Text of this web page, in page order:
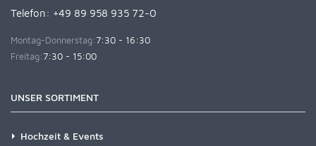
Telefon: +49 89 958 935 72-0
Montag-Donnerstag:7:30 - 16:30
Freitag:7:30 - 15:00
UNSER SORTIMENT
Hochzeit & Events